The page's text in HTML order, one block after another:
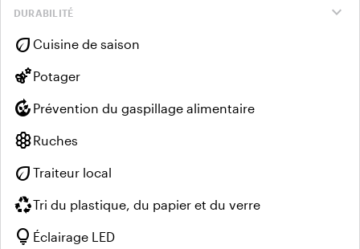
expand_more
DURABILITÉ
eco Cuisine de saison
emoji_naturePotager
compost Prévention du gaspillage alimentaire
hiveRuches
eco Traiteur local
recyclingTri du plastique, du papier et du verre
lightbulb Éclairage LED